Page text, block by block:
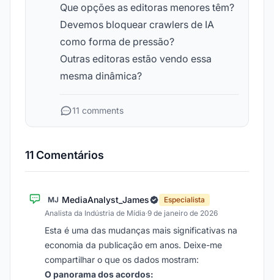
Que opções as editoras menores têm?
Devemos bloquear crawlers de IA
como forma de pressão?
Outras editoras estão vendo essa
mesma dinâmica?
11 comments
11 Comentários
MJ MediaAnalyst_James
Especialista
Analista da Indústria de Mídia·9 de janeiro de 2026
Esta é uma das mudanças mais significativas na
economia da publicação em anos. Deixe-me
compartilhar o que os dados mostram:
O panorama dos acordos: